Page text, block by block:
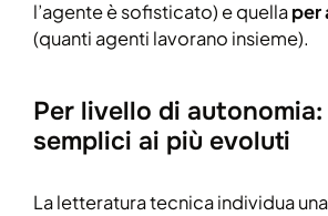
l’agente è sofisticato) e quellaper
(quanti agenti lavorano insieme).
Per livello di
semplici ai più evoluti
La letteratura tecnica individua